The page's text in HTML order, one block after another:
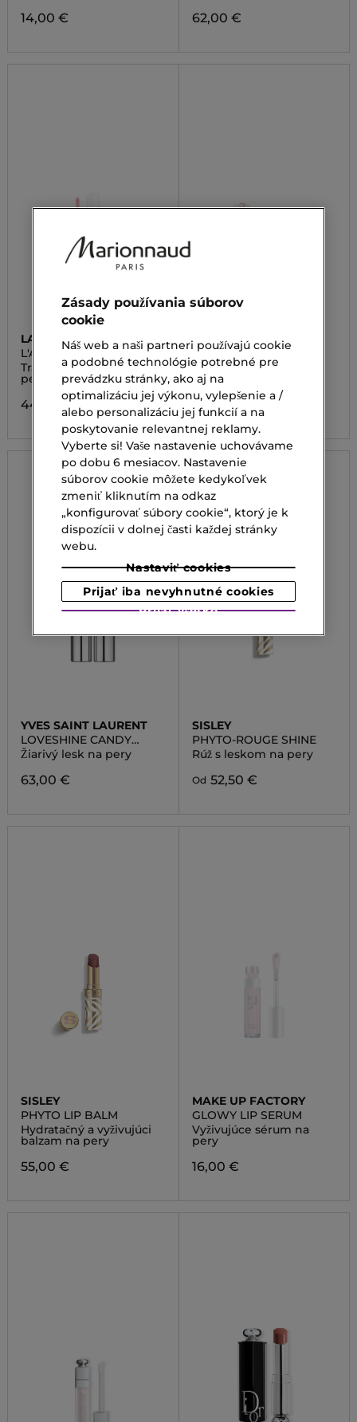
14,00 € 62,00 €
LANCÔME
L'ABSOLU PLUMPER
Transparentný lesk na
pery
44,00 €
LANCÔME
LIP IDÔLE JUICY TREAT
Lesk na pery
59,00 €
YVES SAINT LAURENT
LOVESHINE CANDY
GLAZE
Žiarivý lesk na pery
63,00 €
SISLEY
PHYTO-ROUGE SHINE
Rúž s leskom na pery
Od 52,50 €
SISLEY
PHYTO LIP BALM
Hydratačný a vyživujúci
balzam na pery
55,00 €
MAKE UP FACTORY
GLOWY LIP SERUM
Vyživujúce sérum na
pery
16,00 €
Zásady používania súborov
cookie
Náš web a naši partneri používajú cookie
a podobné technológie potrebné pre
prevádzku stránky, ako aj na
optimalizáciu jej výkonu, vylepšenie a /
alebo personalizáciu jej funkcií a na
poskytovanie relevantnej reklamy.
Vyberte si! Vaše nastavenie uchovávame
po dobu 6 mesiacov. Nastavenie
súborov cookie môžete kedykoľvek
zmeniť kliknutím na odkaz
„konfigurovať súbory cookie“, ktorý je k
dispozícii v dolnej časti každej stránky
webu.
Nastaviť cookies
Prijať iba nevyhnutné cookies
Prijať všetko